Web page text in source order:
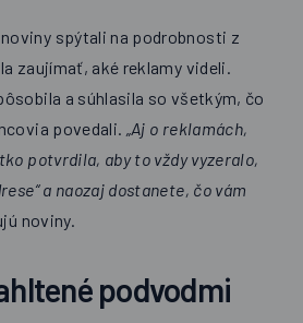
spýtali na podrobnosti z
zaujímať, aké reklamy videli.
a súhlasila so všetkým, čo
povedali.
„Aj o reklamách,
potvrdila, aby to vždy vyzeralo,
a naozaj dostanete, čo vám
noviny.
podvodmi